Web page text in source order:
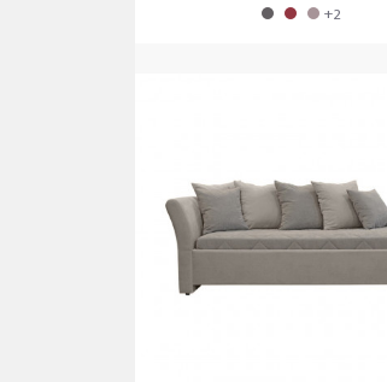
cena
+2